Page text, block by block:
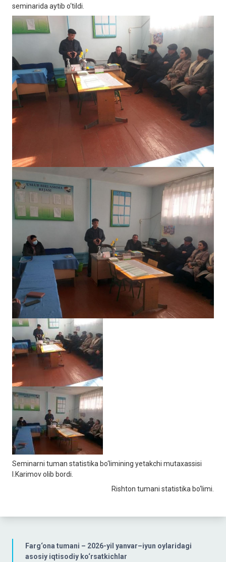
Farg‘ona tumani – 2026-yil yanvar–iyun oylaridagi
asosiy iqtisodiy ko‘rsatkichlar
seminarida aytib o‘tildi.
Seminarni tuman statistika bo‘limining yetakchi mutaxassisi
I.Karimov olib bordi.
Rishton tumani statistika bo‘limi.